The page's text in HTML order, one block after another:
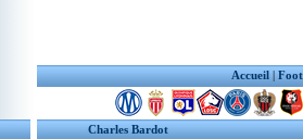
Accueil |
Charles Bardot